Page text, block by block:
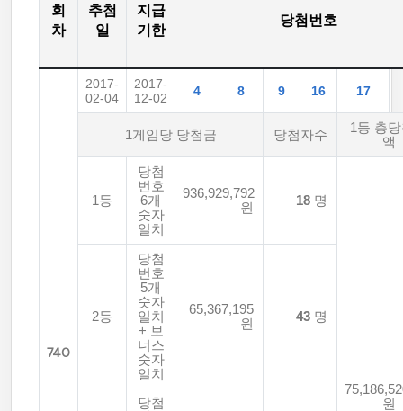
회
차
추첨
일
지급
기한
당첨번호
740
2017-
02-04
2017-
12-02
4 8 9 16 17
1게임당 당첨금 당첨자수
1등 총
액
1등
당첨
번호
6개
숫자
일치
936,929,792
원
18 명
원
2등
당첨
번호
5개
숫자
일치
+ 보
너스
숫자
일치
65,367,195
원
43 명
당첨